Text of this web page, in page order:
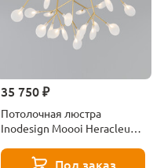
35 750 ₽
Потолочная люстра
Inodesign Moooi Heracleum
Под заказ